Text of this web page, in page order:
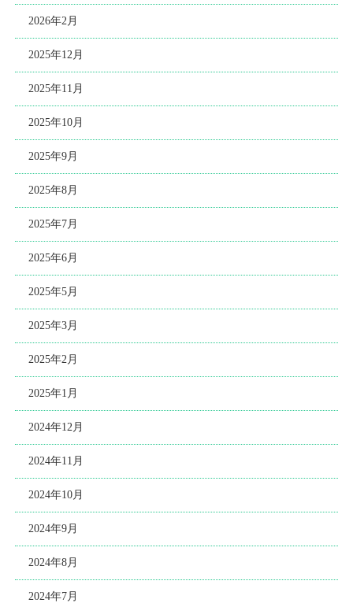
2026年2月
2025年12月
2025年11月
2025年10月
2025年9月
2025年8月
2025年7月
2025年6月
2025年5月
2025年3月
2025年2月
2025年1月
2024年12月
2024年11月
2024年10月
2024年9月
2024年8月
2024年7月